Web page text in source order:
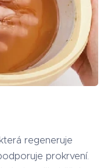
regeneruje
prokrvení.